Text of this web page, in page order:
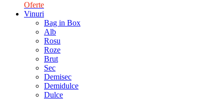
Oferte
Vinuri
Bag in Box
Alb
Rosu
Roze
Brut
Sec
Demisec
Demidulce
Dulce